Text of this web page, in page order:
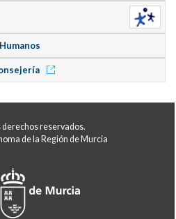
derechos reservados.
de la Región de Murcia